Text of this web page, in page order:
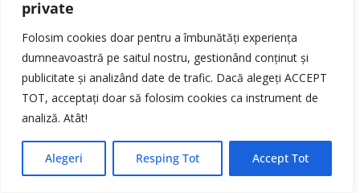
private
Folosim cookies doar pentru a îmbunătăți experiența
dumneavoastră pe saitul nostru, gestionând conținut și
publicitate și analizând date de trafic. Dacă alegeți ACCEPT
TOT, acceptați doar să folosim cookies ca instrument de
analiză. Atât!
Alegeri Resping Tot Accept Tot